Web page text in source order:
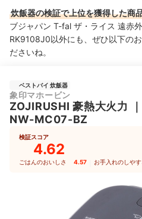
炊飯器の検証で上位を獲得した商
ブジャパン T-fal ザ・ライス 遠赤
RK9108J0以外にも、ぜひ以下の
ださいね。
ベストバイ 炊飯器
象印マホービン
ZOJIRUSHI 豪熱大火力
NW-MC07-BZ
検証スコア
4.62
ごはんのおいしさ 4.57 お手入れのしやす